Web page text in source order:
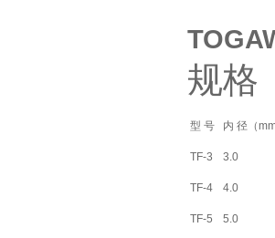
规
型 号 内 径（
TF-3 3.0
TF-4 4.0
TF-5 5.0